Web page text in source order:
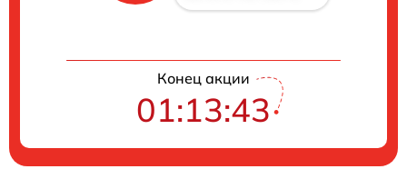
Конец акции
01:13:42